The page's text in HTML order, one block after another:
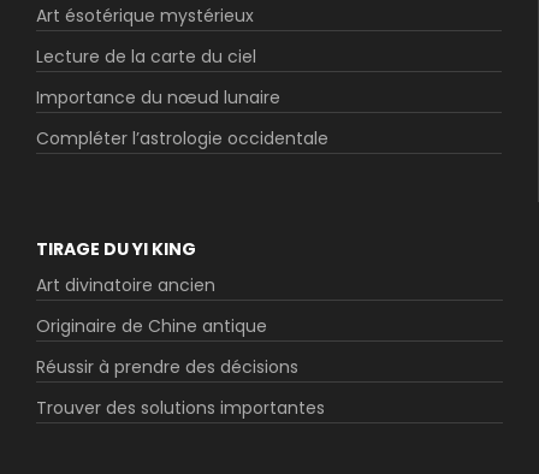
Art ésotérique mystérieux
Lecture de la carte du ciel
Importance du nœud lunaire
Compléter l’astrologie occidentale
TIRAGE DU YI KING
Art divinatoire ancien
Originaire de Chine antique
Réussir à prendre des décisions
Trouver des solutions importantes